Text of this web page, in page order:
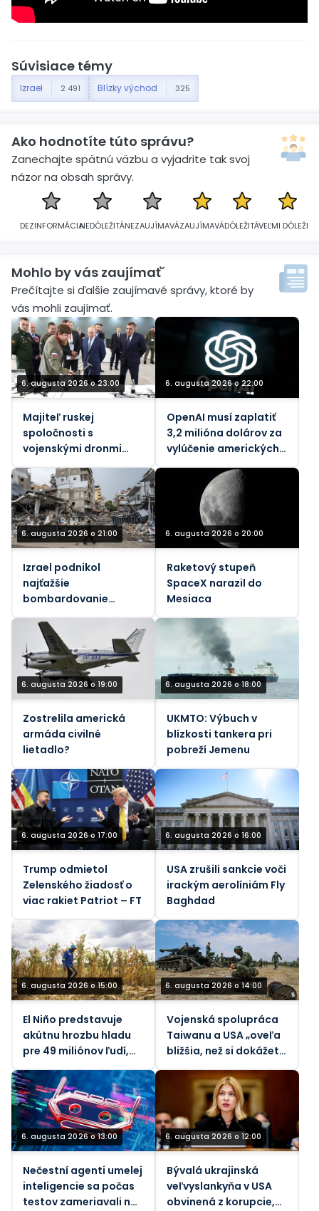
Súvisiace témy
Izrael 2 491 Blízky východ 325
Ako hodnotíte túto správu?
Zanechajte spätnú väzbu a vyjadrite tak svoj
názor na obsah správy.
DEZINFORMÁCIANEDÔLEŽITÁNEZAUJÍMAVÁZAUJÍMAVÁDÔLEŽITÁVEĽMI DÔLEŽITÁ
Mohlo by vás zaujímať´
Prečítajte si ďalšie zaujímavé správy, ktoré by
vás mohli zaujímať.
6. augusta 2026 o 23:00
Majiteľ ruskej
spoločnosti s
vojenskými dronmi
bomby v aute
6. augusta 2026 o 22:00
OpenAI musí zaplatiť
3,2 milióna dolárov za
vylúčenie amerických
6. augusta 2026 o 21:00
Izrael podnikol
najťažšie
bombardovanie
Libanonu od júnového
prímeria (VIDEÁ)
6. augusta 2026 o 20:00
Raketový stupeň
SpaceX narazil do
Mesiaca
6. augusta 2026 o 19:00
Zostrelila americká
armáda civilné
lietadlo?
6. augusta 2026 o 18:00
UKMTO: Výbuch v
blízkosti tankera pri
pobreží Jemenu
6. augusta 2026 o 17:00
Trump odmietol
Zelenského žiadosť o
viac rakiet Patriot – FT
6. augusta 2026 o 16:00
USA zrušili sankcie voči
irackým aerolíniám Fly
Baghdad
6. augusta 2026 o 15:00
El Niño predstavuje
akútnu hrozbu hladu
pre 49 miliónov ľudí,
tvrdí OSN
6. augusta 2026 o 14:00
Vojenská spolupráca
Taiwanu a USA „oveľa
bližšia, než si dokážete
predstaviť“ – Taipei
6. augusta 2026 o 13:00
Nečestní agenti umelej
inteligencie sa počas
testov zameriavali na
6. augusta 2026 o 12:00
Bývalá ukrajinská
veľvyslankyňa v USA
obvinená z korupcie,